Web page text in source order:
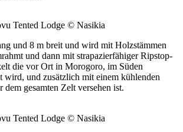
Tented Lodge © Nasikia
und 8 m breit und wird mit Holzstämmen
und dann mit strapazierfähiger Ripstop-
die vor Ort in Morogoro, im Süden
wird, und zusätzlich mit einem kühlenden
dem gesamten Zelt versehen ist.
Tented Lodge © Nasikia